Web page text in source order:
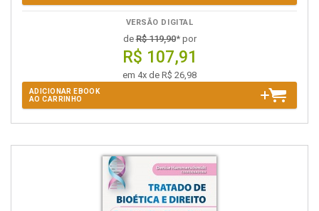
VERSÃO DIGITAL
deR$ 119,90* por
R$ 107,91
em 4x de R$ 26,98
ADICIONAR EBOOK
AO CARRINHO